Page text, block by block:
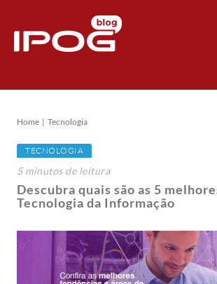
Home Tecnologia
TECNOLOGIA
5 minutosde leitura
Descubra quais são as 5
Tecnologia da Informação